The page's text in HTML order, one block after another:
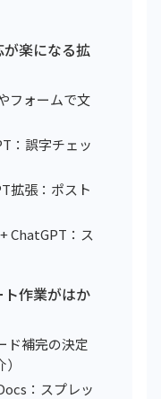
楽になる拡
フォームで文
：誤字チェッ
拡張：ポスト
ChatGPT：ス
作業がはか
補完の決定
：スプレッ